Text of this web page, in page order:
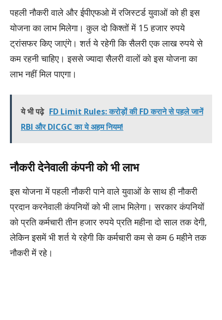
पहली नौकरी वाले और ईपीएफओ में रजिस्टर्ड युवाओं को ही इस
योजना का लाभ मिलेगा। कुल दो किश्तों में 15 हजार रुपये
ट्रांसफर किए जाएंगे। शर्त ये रहेगी कि सैलरी एक लाख रुपये से
कम रहनी चाहिए। इससे ज्यादा सैलरी वालों को इस योजना का
लाभ नहीं मिल पाएगा।
ये भी पढ़े FD Limit Rules: करोड़ों की FD कराने से पहले जानें
RBI और DICGC का ये अहम नियम!
नौकरी देनेवाली कंपनी को भी लाभ
इस योजना में पहली नौकरी पाने वाले युवाओं के साथ ही नौकरी
प्रदान करनेवाली कंपनियों को भी लाभ मिलेगा। सरकार कंपनियों
को प्रति कर्मचारी तीन हजार रुपये प्रति महीना दो साल तक देगी,
लेकिन इसमें भी शर्त ये रहेगी कि कर्मचारी कम से कम 6 महीने तक
नौकरी में रहे।